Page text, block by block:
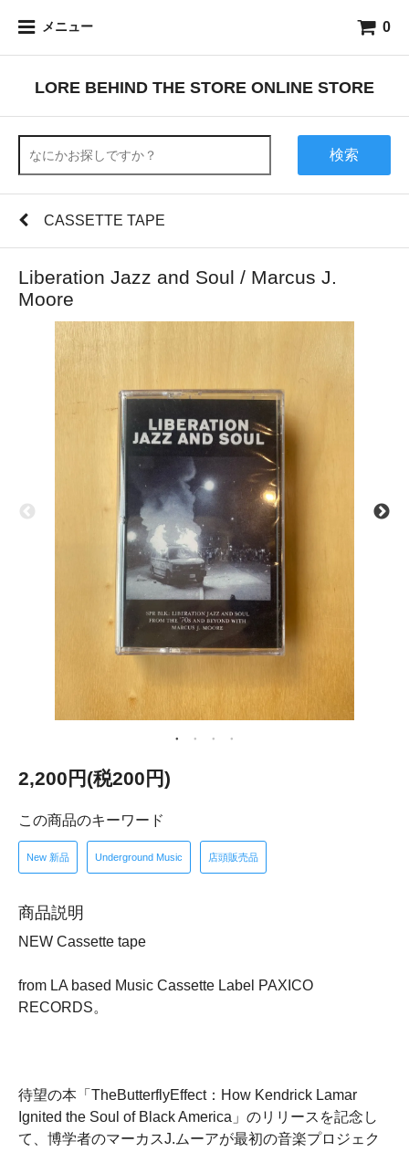
メニュー 0
LORE BEHIND THE STORE ONLINE STORE
検索
CASSETTE TAPE
Liberation Jazz and Soul / Marcus J.
Moore
2,200円(税200円)
この商品のキーワード
New 新品 Underground Music 店頭販売品
商品説明
NEW Cassette tape
from LA based Music Cassette Label PAXICO
RECORDS。
待望の本「TheButterflyEffect：How Kendrick Lamar
Ignited the Soul of Black America」のリリースを記念し
て、博学者のマーカスJ.ムーアが最初の音楽プロジェク